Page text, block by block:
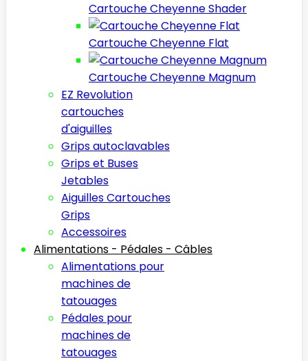
Cartouche Cheyenne Shader
Cartouche Cheyenne Flat
Cartouche Cheyenne Magnum
EZ Revolution
cartouches
d'aiguilles
Grips autoclavables
Grips et Buses
Jetables
Aiguilles Cartouches
Grips
Accessoires
Alimentations - Pédales - Câbles
Alimentations pour
machines de
tatouages
Pédales pour
machines de
tatouages